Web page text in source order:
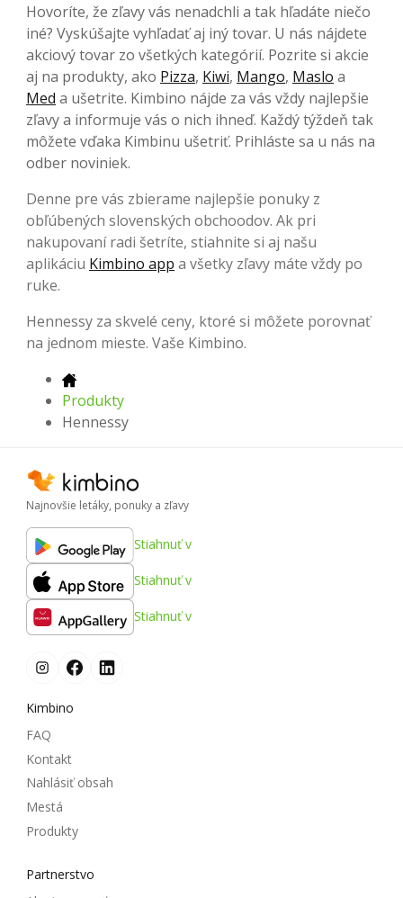
Hovoríte, že zľavy vás nenadchli a tak hľadáte niečo
iné? Vyskúšajte vyhľadať aj iný tovar. U nás nájdete
akciový tovar zo všetkých kategórií. Pozrite si akcie
aj na produkty, ako Pizza, Kiwi, Mango, Maslo a
Med a ušetrite. Kimbino nájde za vás vždy najlepšie
zľavy a informuje vás o nich ihneď. Každý týždeň tak
môžete vďaka Kimbinu ušetriť. Prihláste sa u nás na
odber noviniek.
Denne pre vás zbierame najlepšie ponuky z
obľúbených slovenských obchoodov. Ak pri
nakupovaní radi šetríte, stiahnite si aj našu
aplikáciu Kimbino app a všetky zľavy máte vždy po
ruke.
Hennessy za skvelé ceny, ktoré si môžete porovnať
na jednom mieste. Vaše Kimbino.
Produkty
Hennessy
Najnovšie letáky, ponuky a zľavy
Stiahnuť v
Stiahnuť v
Stiahnuť v
Kimbino
FAQ
Kontakt
Nahlásiť obsah
Mestá
Produkty
Partnerstvo